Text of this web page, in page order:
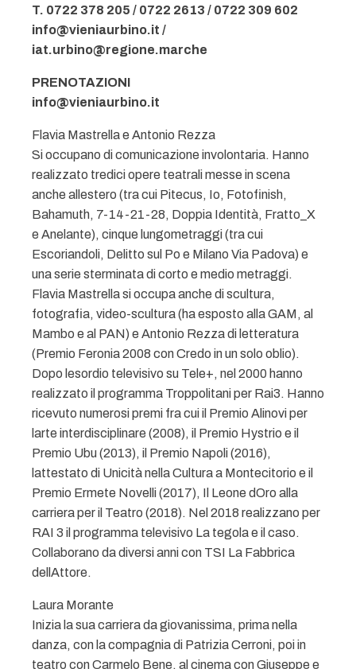
T. 0722 378 205 / 0722 2613 / 0722 309 602
info@vieniaurbino.it /
iat.urbino@regione.marche
PRENOTAZIONI
info@vieniaurbino.it
Flavia Mastrella e Antonio Rezza
Si occupano di comunicazione involontaria. Hanno
realizzato tredici opere teatrali messe in scena
anche allestero (tra cui Pitecus, Io, Fotofinish,
Bahamuth, 7-14-21-28, Doppia Identità, Fratto_X
e Anelante), cinque lungometraggi (tra cui
Escoriandoli, Delitto sul Po e Milano Via Padova) e
una serie sterminata di corto e medio metraggi.
Flavia Mastrella si occupa anche di scultura,
fotografia, video-scultura (ha esposto alla GAM, al
Mambo e al PAN) e Antonio Rezza di letteratura
(Premio Feronia 2008 con Credo in un solo oblio).
Dopo lesordio televisivo su Tele+, nel 2000 hanno
realizzato il programma Troppolitani per Rai3. Hanno
ricevuto numerosi premi fra cui il Premio Alinovi per
larte interdisciplinare (2008), il Premio Hystrio e il
Premio Ubu (2013), il Premio Napoli (2016),
lattestato di Unicità nella Cultura a Montecitorio e il
Premio Ermete Novelli (2017), Il Leone dOro alla
carriera per il Teatro (2018). Nel 2018 realizzano per
RAI 3 il programma televisivo La tegola e il caso.
Collaborano da diversi anni con TSI La Fabbrica
dellAttore.
Laura Morante
Inizia la sua carriera da giovanissima, prima nella
danza, con la compagnia di Patrizia Cerroni, poi in
teatro con Carmelo Bene, al cinema con Giuseppe e